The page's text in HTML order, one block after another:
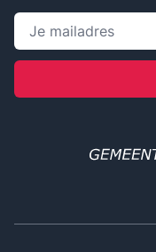
Emailadres